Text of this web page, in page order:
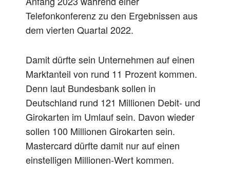
Telefonkonferenz zu den Ergebnissen aus
dem vierten Quartal 2022.
Damit dürfte sein Unternehmen auf einen
Marktanteil von rund 11 Prozent kommen.
Denn laut Bundesbank sollen in
Deutschland rund 121 Millionen Debit- und
Girokarten im Umlauf sein. Davon wieder
sollen 100 Millionen Girokarten sein.
Mastercard dürfte damit nur auf einen
einstelligen Millionen-Wert kommen.